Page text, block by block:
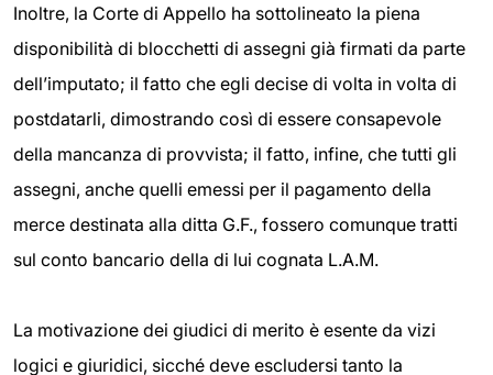
Inoltre, la Corte di Appello ha sottolineato la piena
disponibilità di blocchetti di assegni già firmati da parte
dell’imputato; il fatto che egli decise di volta in volta di
postdatarli, dimostrando così di essere consapevole
della mancanza di provvista; il fatto, infine, che tutti gli
assegni, anche quelli emessi per il pagamento della
merce destinata alla ditta G.F., fossero comunque tratti
sul conto bancario della di lui cognata L.A.M.
La motivazione dei giudici di merito è esente da vizi
logici e giuridici, sicché deve escludersi tanto la